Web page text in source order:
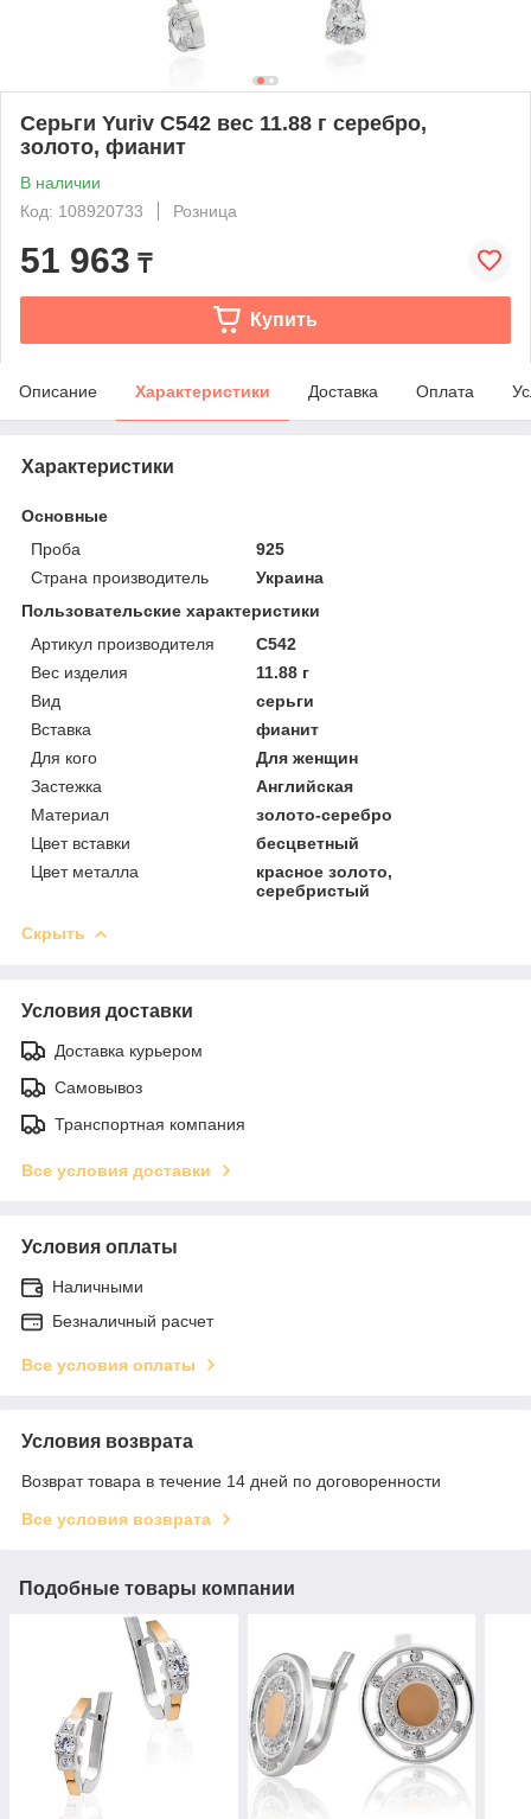
Серьги Yuriv С542 вес 11.88 г серебро,
золото, фианит
В наличии
Код: 108920733
Розница
51 963 ₸
Купить
Описание Характеристики Доставка Оплата
Характеристики
Основные
Проба
925
Страна производитель
Украина
Пользовательские характеристики
Артикул производителя
С542
Вес изделия
11.88 г
Вид
серьги
Вставка
фианит
Для кого
Для женщин
Застежка
Английская
Материал
золото-серебро
Цвет вставки
бесцветный
Цвет металла
красное золото,
серебристый
Скрыть
Условия доставки
Доставка курьером
Самовывоз
Транспортная компания
Все условия доставки
Условия оплаты
Наличными
Безналичный расчет
Все условия оплаты
Условия возврата
Возврат товара в течение 14 дней по договоренности
Все условия возврата
Подобные товары компании